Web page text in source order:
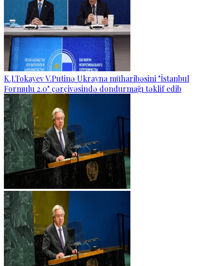
K.J.Tokayev V.Putinə Ukrayna müharibəsini "İstanbul
Formulu 2.0" çərçivəsində dondurmağı təklif edib